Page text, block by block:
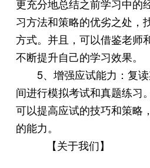
更充分地总结之前学习中的
习方法和策略的优劣之处，
方式。并且，可以借鉴老师
不断提升自己的学习效果。
5、增强应试能力：复
间进行模拟考试和真题练习
可以提高应试的技巧和策略
的能力。
【关于我们】